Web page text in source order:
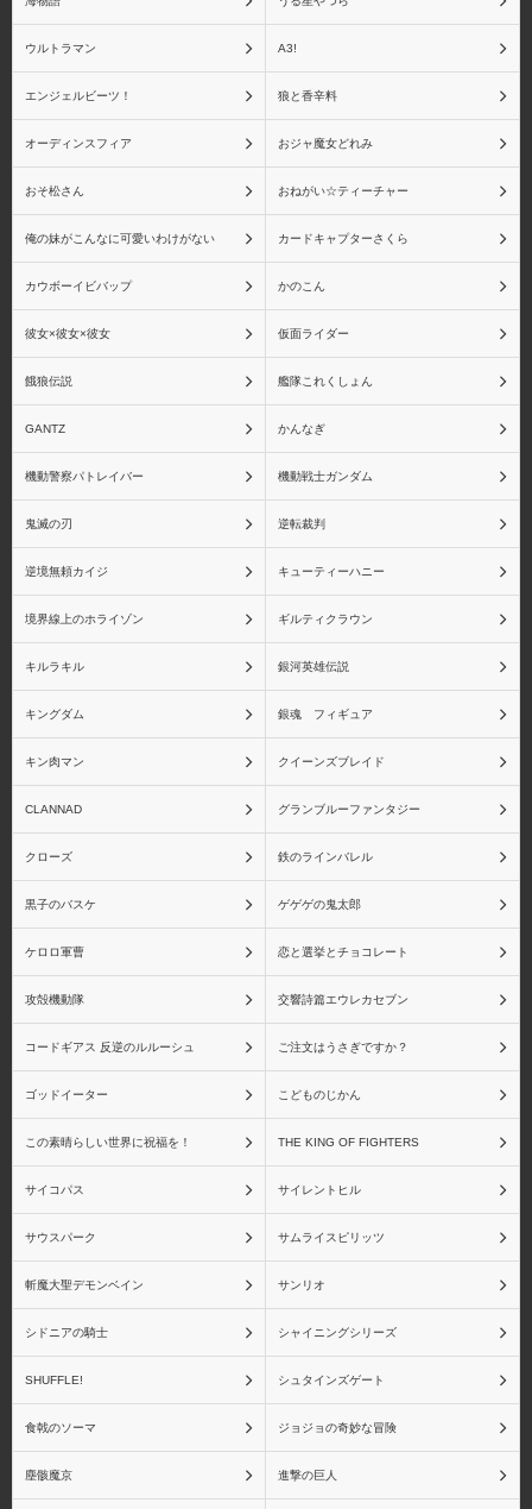
伊黒 小芭内
悲鳴嶼 行冥 童磨
猗窩座
鬼滅の刃 バンプレスト
シリーズ
鬼滅の刃 Figuarts mini シ
鬼滅の刃 フィギュアー
ツZERO シリーズ
五条悟
魔法少女まどか☆マギカ
魔法少女まどか☆マギカ
(一番くじ)
魔法少女まどか☆マギ
カ RAHシリーズ
魔法少女まどか☆マギカ
Figuarts miniシリーズ
シャイニングシリーズ シャイニング・アーク
シャイニングウィンド
シャイニング・ティアー
ズ
ウルトラマン A3!
エンジェルビーツ！ 狼と香辛料
オーディンスフィア おジャ魔女どれみ
おそ松さん おねがい☆ティーチャー
俺の妹がこんなに可愛いわけがない カードキャプターさくら
カウボーイビバップ かのこん
彼女×彼女×彼女 仮面ライダー
餓狼伝説 艦隊これくしょん
GANTZ かんなぎ
機動警察パトレイバー 機動戦士ガンダム
鬼滅の刃 逆転裁判
逆境無頼カイジ キューティーハニー
境界線上のホライゾン ギルティクラウン
キルラキル 銀河英雄伝説
キングダム 銀魂 フィギュア
キン肉マン クイーンズブレイド
CLANNAD グランブルーファンタジー
クローズ 鉄のラインバレル
黒子のバスケ ゲゲゲの鬼太郎
ケロロ軍曹 恋と選挙とチョコレート
攻殻機動隊 交響詩篇エウレカセブン
コードギアス 反逆のルルーシュ ご注文はうさぎですか？
ゴッドイーター こどものじかん
この素晴らしい世界に祝福を！ THE KING OF FIGHTERS
サイコパス サイレントヒル
サウスパーク サムライスピリッツ
斬魔大聖デモンベイン サンリオ
シドニアの騎士 シャイニングシリーズ
SHUFFLE! シュタインズゲート
食戟のソーマ ジョジョの奇妙な冒険
塵骸魔京 進撃の巨人